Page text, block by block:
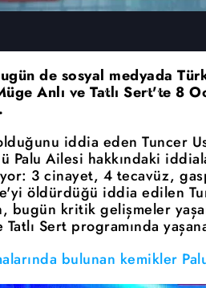
de sosyal medyada
Anlı ve Tatlı Sert'te 8
iddia eden Tuncer
Palu Ailesi hakkındaki
3 cinayet, 4 tecavüz,
öldürdüğü iddia edilen
bugün kritik gelişmeler
Tatlı Sert programında
bulunan kemikler